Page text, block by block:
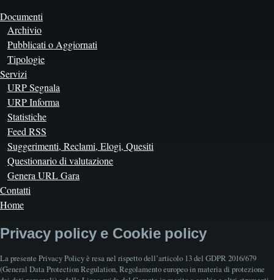
Documenti
Archivio
Pubblicati o Aggiornati
Tipologie
Servizi
URP Segnala
URP Informa
Statistiche
Feed RSS
Suggerimenti, Reclami, Elogi, Quesiti
Questionario di valutazione
Genera URL Gara
Contatti
Home
Privacy policy e Cookie policy
La presente Privacy Policy è resa nel rispetto dell’articolo 13 del GDPR 2016/679
(General Data Protection Regulation, Regolamento europeo in materia di protezione